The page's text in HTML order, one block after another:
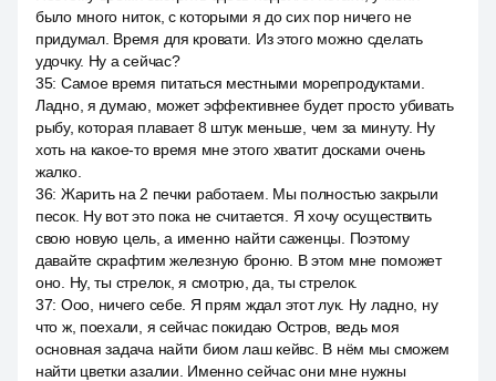
было много ниток, с которыми я до сих пор ничего не
придумал. Время для кровати. Из этого можно сделать
удочку. Ну а сейчас?
35: Самое время питаться местными морепродуктами.
Ладно, я думаю, может эффективнее будет просто убивать
рыбу, которая плавает 8 штук меньше, чем за минуту. Ну
хоть на какое-то время мне этого хватит досками очень
жалко.
36: Жарить на 2 печки работаем. Мы полностью закрыли
песок. Ну вот это пока не считается. Я хочу осуществить
свою новую цель, а именно найти саженцы. Поэтому
давайте скрафтим железную броню. В этом мне поможет
оно. Ну, ты стрелок, я смотрю, да, ты стрелок.
37: Ооо, ничего себе. Я прям ждал этот лук. Ну ладно, ну
что ж, поехали, я сейчас покидаю Остров, ведь моя
основная задача найти биом лаш кейвс. В нём мы сможем
найти цветки азалии. Именно сейчас они мне нужны